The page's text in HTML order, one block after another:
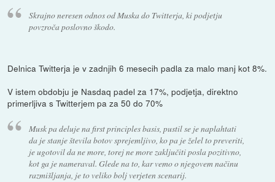
Skrajno neresen odnos od Muska do Twitterja, ki podjetju
povzroča poslovno škodo.
Delnica Twitterja je v zadnjih 6 mesecih padla za malo manj kot 8%.
V istem obdobju je Nasdaq padel za 17%, podjetja, direktno
primerljiva s Twitterjem pa za 50 do 70%
Musk pa deluje na first principles basis, pustil se je naplahtati
da je stanje števila botov sprejemljivo, ko pa je želel to preveriti,
je ugotovil da ne more, torej ne more zaključiti posla pozitivno,
kot ga je nameraval. Glede na to, kar vemo o njegovem načinu
razmišljanja, je to veliko bolj verjeten scenarij.